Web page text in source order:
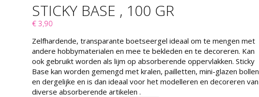
STICKY BASE , 100 GR
€ 3,90
Zelfhardende, transparante boetseergel ideaal om te mengen met
andere hobbymaterialen en mee te bekleden en te decoreren. Kan
ook gebruikt worden als lijm op absorberende oppervlakken. Sticky
Base kan worden gemengd met kralen, pailletten, mini-glazen bollen
en dergelijke en is dan ideaal voor het modelleren en decoreren van
diverse absorberende artikelen .